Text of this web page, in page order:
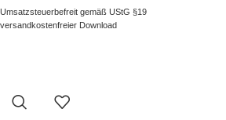
Umsatzsteuerbefreit gemäß UStG §19
versandkostenfreier Download